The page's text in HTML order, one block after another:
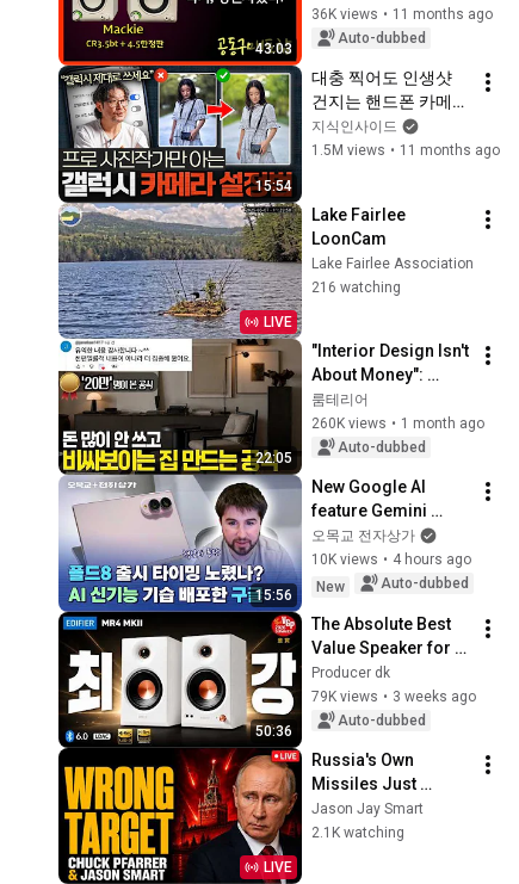
43:03
Edition [Group Buy
Ended]
36K views • 11 months ago
Auto-dubbed
15:54
대충 찍어도 인생샷
건지는 핸드폰 카메라
설정 (이강신 사진작
가 2부)
지식인사이드
1.5M views • 11 months ago
LIVE
Lake Fairlee
LoonCam
Lake Fairlee Association
216 watching
22:05
"Interior Design Isn't
About Money":
Home Styling
Formulas to Make
Your Home Look
룸테리어
260K views • 1 month ago
Auto-dubbed
15:56
New Google AI
feature Gemini
Spark works on
Galaxy Fold 6 and
iPhone; OMG /
Electronics S...
오목교 전자상가
10K views • 4 hours ago
New
Auto-dubbed
50:36
The Absolute Best
Value Speaker for
Its Size | Edifier MR4
MKII (Comparison
Test)
Producer dk
79K views • 3 weeks ago
Auto-dubbed
LIVE
Russia's Own
Missiles Just
Turned on Moscow |
Pfarrer & Smart
Jason Jay Smart
2.1K watching